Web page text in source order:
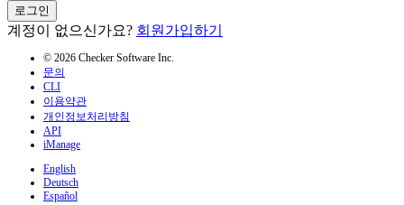
로그인
계정이 없으신가요? 회원가입하기
© 2026 Checker Software Inc.
문의
CLI
이용약관
개인정보처리방침
API
iManage
English
Deutsch
Español